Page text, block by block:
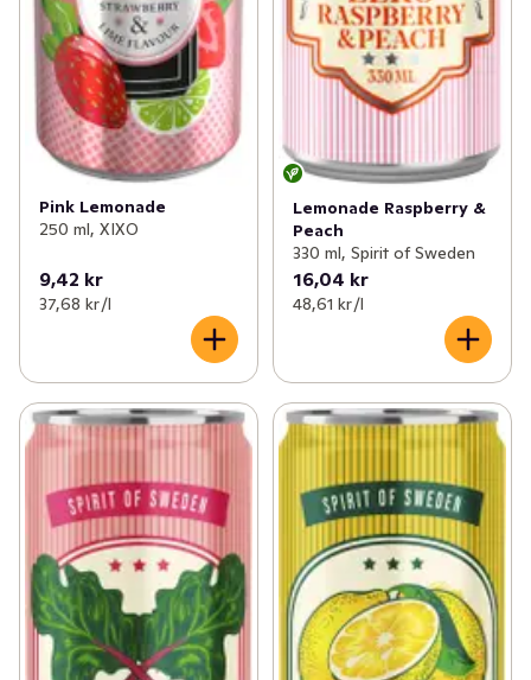
Pink Lemonade
250 ml, XIXO
9,42 kr
37,68 kr /l
Lemonade Raspberry &
Peach
330 ml, Spirit of Sweden
16,04 kr
48,61 kr /l